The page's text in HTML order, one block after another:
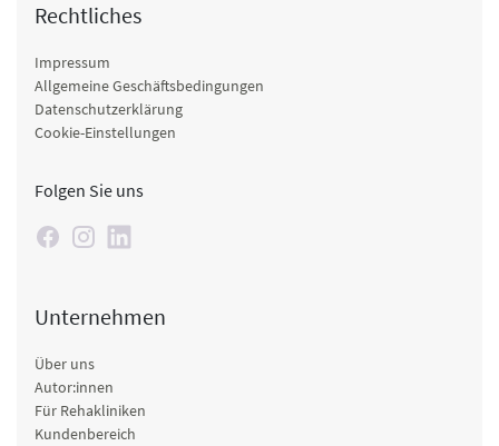
Rechtliches
Impressum
Allgemeine Geschäftsbedingungen
Datenschutzerklärung
Cookie-Einstellungen
Folgen Sie uns
Unternehmen
Über uns
Autor:innen
Für Rehakliniken
Kundenbereich